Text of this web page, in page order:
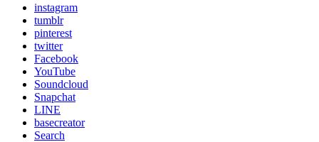
instagram
tumblr
pinterest
twitter
Facebook
YouTube
Soundcloud
Snapchat
LINE
basecreator
Search